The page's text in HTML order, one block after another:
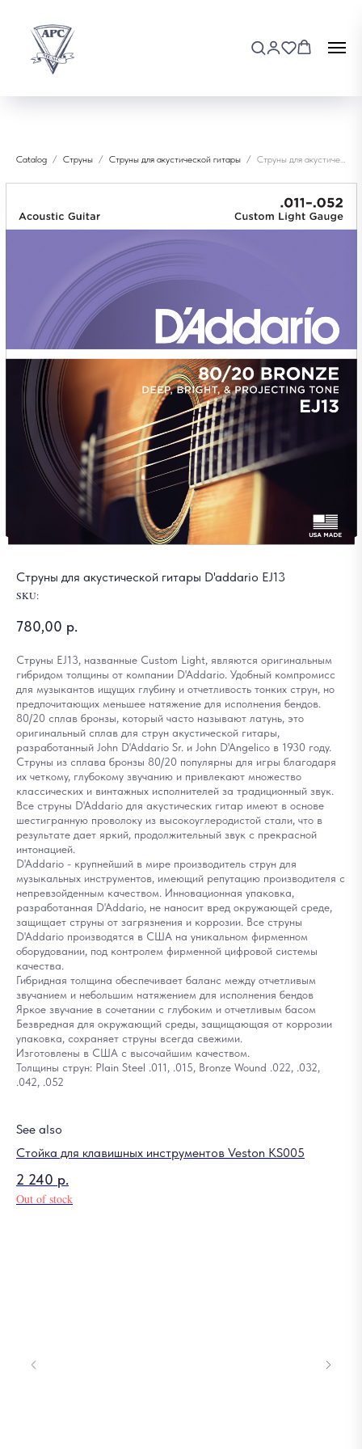
Catalog Струны Струны для акустической гитары Струны для акустической гитары D'addario EJ13
Струны для акустической гитары D'addario EJ13
SKU:
780,00 р.
Струны EJ13, названные Custom Light, являются оригинальным
гибридом толщины от компании D'Addario. Удобный компромисс
для музыкантов ищущих глубину и отчетливость тонких струн, но
предпочитающих меньшее натяжение для исполнения бендов.
80/20 сплав бронзы, который часто называют латунь, это
оригинальный сплав для струн акустической гитары,
разработанный John D'Addario Sr. и John D'Angelico в 1930 году.
Струны из сплава бронзы 80/20 популярны для игры благодаря
их четкому, глубокому звучанию и привлекают множество
классических и винтажных исполнителей за традиционный звук.
Все струны D'Addario для акустических гитар имеют в основе
шестигранную проволоку из высокоуглеродистой стали, что в
результате дает яркий, продолжительный звук с прекрасной
интонацией.
D'Addario - крупнейший в мире производитель струн для
музыкальных инструментов, имеющий репутацию производителя с
непревзойденным качеством. Инновационная упаковка,
разработанная D'Addario, не наносит вред окружающей среде,
защищает струны от загрязнения и коррозии. Все струны
D'Addario производятся в США на уникальном фирменном
оборудовании, под контролем фирменной цифровой системы
качества.
Гибридная толщина обеспечивает баланс между отчетливым
звучанием и небольшим натяжением для исполнения бендов
Яркое звучание в сочетании с глубоким и отчетливым басом
Безвредная для окружающий среды, защищающая от коррозии
упаковка, сохраняет струны всегда свежими.
Изготовлены в США с высочайшим качеством.
Толщины струн: Plain Steel .011, .015, Bronze Wound .022, .032,
.042, .052
See also
Стойка для клавишных инструментов Veston KS005
2 240 р.
Out of stock